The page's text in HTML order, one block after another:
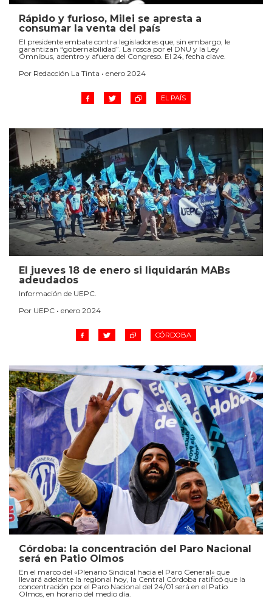
Rápido y furioso, Milei se apresta a
consumar la venta del país
El presidente embate contra legisladores que, sin embargo, le
garantizan “gobernabilidad”. La rosca por el DNU y la Ley
Ómnibus, adentro y afuera del Congreso. El 24, fecha clave.
Por Redacción La Tinta • enero 2024
EL PAÍS
El jueves 18 de enero si liquidarán MABs
adeudados
Información de UEPC.
Por UEPC • enero 2024
CÓRDOBA
Córdoba: la concentración del Paro Nacional
será en Patio Olmos
En el marco del «Plenario Sindical hacia el Paro General» que
llevará adelante la regional hoy, la Central Córdoba ratificó que la
concentración por el Paro Nacional del 24/01 será en el Patio
Olmos, en horario del medio día.